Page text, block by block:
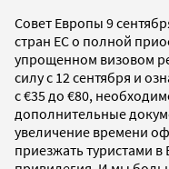
Совет Европы 9
стран ЕС о полной
упрощенном визовом
силу с 12 сентября и
с €35 до €80,
дополнительные
увеличение времени
приезжать туристами